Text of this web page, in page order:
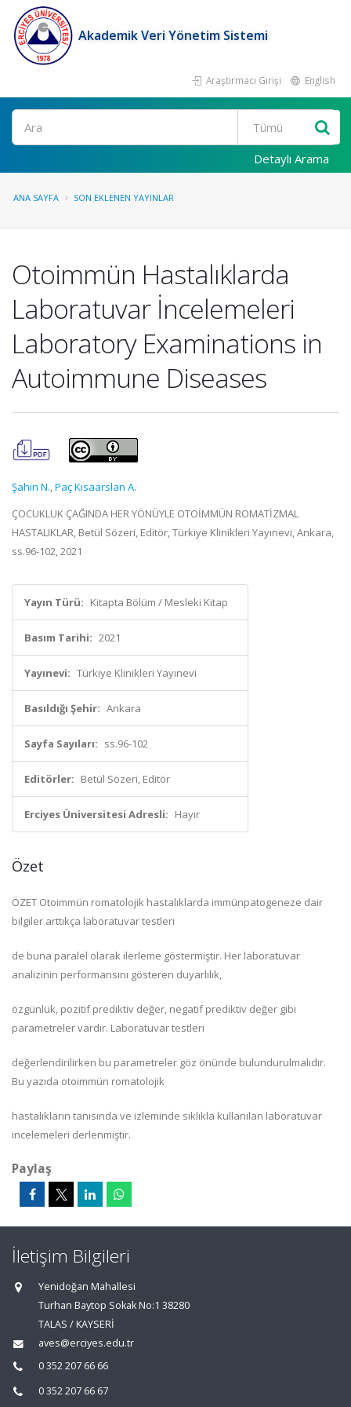
Akademik Veri Yönetim Sistemi
Araştırmacı Girişi English
Ara
Detaylı Arama
ANA SAYFA SON EKLENEN YAYINLAR
Otoimmün Hastalıklarda
Laboratuvar İncelemeleri
Laboratory Examinations in
Autoimmune Diseases
Şahin N.,Paç Kısaarslan A.
ÇOCUKLUK ÇAĞINDA HER YÖNÜYLE OTOİMMÜN ROMATİZMAL
HASTALIKLAR, Betül Sözeri, Editör, Türkiye Klinikleri Yayınevi, Ankara,
ss.96-102, 2021
Yayın Türü: Kitapta Bölüm / Mesleki Kitap
Basım Tarihi: 2021
Yayınevi: Türkiye Klinikleri Yayınevi
Basıldığı Şehir: Ankara
Sayfa Sayıları: ss.96-102
Editörler: Betül Sözeri, Editör
Erciyes Üniversitesi Adresli: Hayır
Özet
ÖZET Otoimmün romatolojik hastalıklarda immünpatogeneze dair
bilgiler arttıkça laboratuvar testleri
de buna paralel olarak ilerleme göstermiştir. Her laboratuvar
analizinin performansını gösteren duyarlılık,
özgünlük, pozitif prediktiv değer, negatif prediktiv değer gibi
parametreler vardır. Laboratuvar testleri
değerlendirilirken bu parametreler göz önünde bulundurulmalıdır.
Bu yazıda otoimmün romatolojik
hastalıkların tanısında ve izleminde sıklıkla kullanılan laboratuvar
incelemeleri derlenmiştir.
Paylaş
İletişim Bilgileri
Yenidoğan Mahallesi
Turhan Baytop Sokak No:1 38280
TALAS / KAYSERİ
aves@erciyes.edu.tr
0 352 207 66 66
0 352 207 66 67